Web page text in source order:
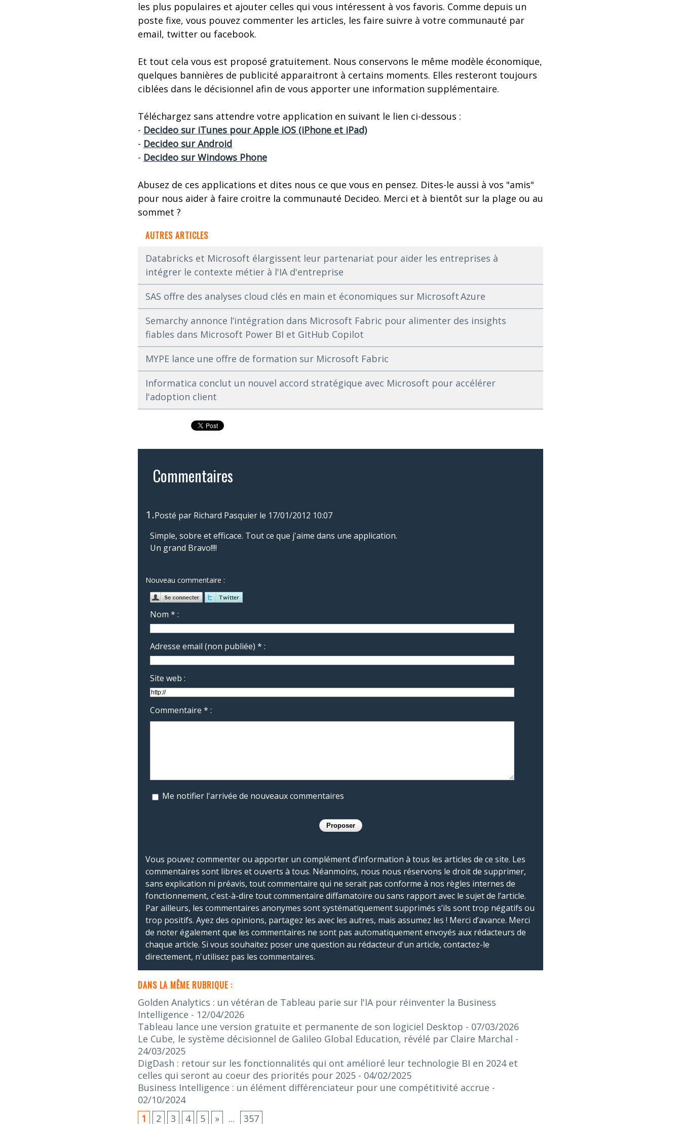
les plus populaires et ajouter celles qui vous intéressent à vos favoris. Comme depuis un
poste fixe, vous pouvez commenter les articles, les faire suivre à votre communauté par
email, twitter ou facebook.
Et tout cela vous est proposé gratuitement. Nous conservons le même modèle économique,
quelques bannières de publicité apparaitront à certains moments. Elles resteront toujours
ciblées dans le décisionnel afin de vous apporter une information supplémentaire.
Téléchargez sans attendre votre application en suivant le lien ci-dessous :
- Decideo sur iTunes pour Apple iOS (iPhone et iPad)
- Decideo sur Android
- Decideo sur Windows Phone
Abusez de ces applications et dites nous ce que vous en pensez. Dites-le aussi à vos "amis"
pour nous aider à faire croitre la communauté Decideo. Merci et à bientôt sur la plage ou au
sommet ?
AUTRES ARTICLES
Databricks et Microsoft élargissent leur partenariat pour aider les entreprises à
intégrer le contexte métier à l'IA d'entreprise
SAS offre des analyses cloud clés en main et économiques sur Microsoft Azure
Semarchy annonce l’intégration dans Microsoft Fabric pour alimenter des insights
fiables dans Microsoft Power BI et GitHub Copilot
MYPE lance une offre de formation sur Microsoft Fabric
Informatica conclut un nouvel accord stratégique avec Microsoft pour accélérer
l'adoption client
Commentaires
1.Posté par Richard Pasquier le 17/01/2012 10:07
Simple, sobre et efficace. Tout ce que j'aime dans une application.
Un grand Bravo!!!!
Nouveau commentaire :
Nom * :
Adresse email (non publiée) * :
Site web :
Commentaire * :
Me notifier l'arrivée de nouveaux commentaires
Vous pouvez commenter ou apporter un complément d’information à tous les articles de ce site. Les
commentaires sont libres et ouverts à tous. Néanmoins, nous nous réservons le droit de supprimer,
sans explication ni préavis, tout commentaire qui ne serait pas conforme à nos règles internes de
fonctionnement, c'est-à-dire tout commentaire diffamatoire ou sans rapport avec le sujet de l’article.
Par ailleurs, les commentaires anonymes sont systématiquement supprimés s’ils sont trop négatifs ou
trop positifs. Ayez des opinions, partagez les avec les autres, mais assumez les ! Merci d’avance. Merci
de noter également que les commentaires ne sont pas automatiquement envoyés aux rédacteurs de
chaque article. Si vous souhaitez poser une question au rédacteur d'un article, contactez-le
directement, n'utilisez pas les commentaires.
DANS LA MÊME RUBRIQUE :
Golden Analytics : un vétéran de Tableau parie sur l'IA pour réinventer la Business
Intelligence - 12/04/2026
Tableau lance une version gratuite et permanente de son logiciel Desktop - 07/03/2026
Le Cube, le système décisionnel de Galileo Global Education, révélé par Claire Marchal -
24/03/2025
DigDash : retour sur les fonctionnalités qui ont amélioré leur technologie BI en 2024 et
celles qui seront au coeur des priorités pour 2025 - 04/02/2025
Business Intelligence : un élément différenciateur pour une compétitivité accrue -
02/10/2024
1
2 3 4 5 » ... 357